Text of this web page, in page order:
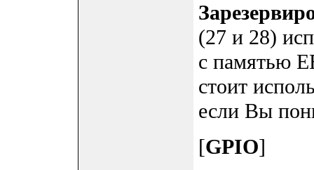
(27 и 28)
с памятью
стоит
если Вы
[GPIO]